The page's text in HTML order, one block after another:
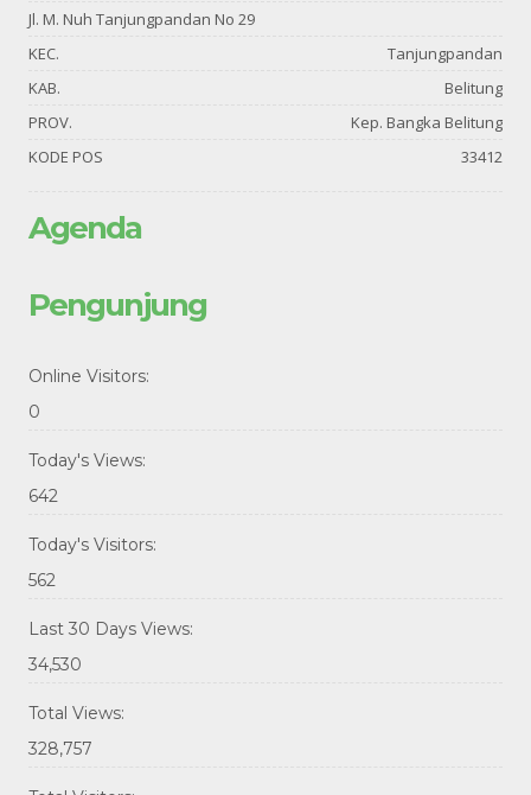
Jl. M. Nuh Tanjungpandan No 29
KEC.
Tanjungpandan
KAB.
Belitung
PROV.
Kep. Bangka Belitung
KODE POS
33412
Agenda
Pengunjung
Online Visitors:
0
Today's Views:
642
Today's Visitors:
562
Last 30 Days Views:
34,530
Total Views:
328,757